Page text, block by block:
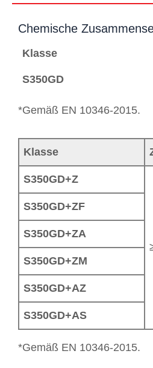
Chemische
Klasse
S350GD
*Gemäß EN 10346-2015.
Klasse
S350GD+Z
S350GD+ZF
S350GD+ZA
S350GD+ZM
S350GD+AZ
S350GD+AS
*Gemäß EN 10346-2015.